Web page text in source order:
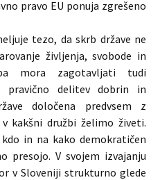
pravo EU ponuja zgrešeno
tezo, da skrb države ne
življenja, svobode in
mora zagotavljati tudi
pravično delitev dobrin in
določena predvsem z
kakšni družbi želimo živeti.
in na kako demokratičen
presojo. V svojem izvajanju
v Sloveniji strukturno glede